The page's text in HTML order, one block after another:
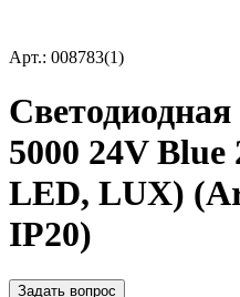
Арт.: 008783(1)
5000 24V Blue
LED, LUX)
IP20)
Задать вопрос